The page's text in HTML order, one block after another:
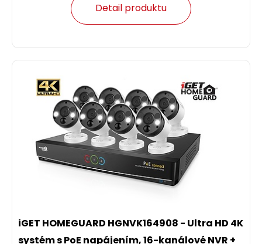
Detail produktu
iGET HOMEGUARD HGNVK164908 - Ultra HD 4K
systém s PoE napájením, 16-kanálové NVR +